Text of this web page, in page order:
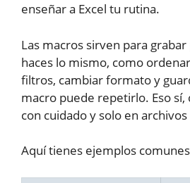
enseñar a Excel tu rutina.
Las macros sirven para
haces lo mismo, como
filtros, cambiar formato y
macro puede repetirlo. Eso sí,
con cuidado y solo en
Aquí tienes ejemplos